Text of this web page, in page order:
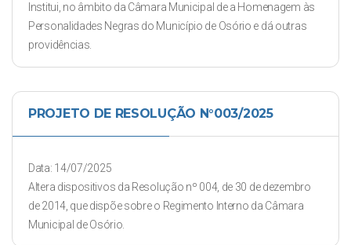
Institui, no âmbito da Câmara Municipal de a Homenagem às
Personalidades Negras do Município de Osório e dá outras
providências.
PROJETO DE RESOLUÇÃO N°003/2025
Data: 14/07/2025
Altera dispositivos da Resolução nº 004, de 30 de dezembro
de 2014, que dispõe sobre o Regimento Interno da Câmara
Municipal de Osório.